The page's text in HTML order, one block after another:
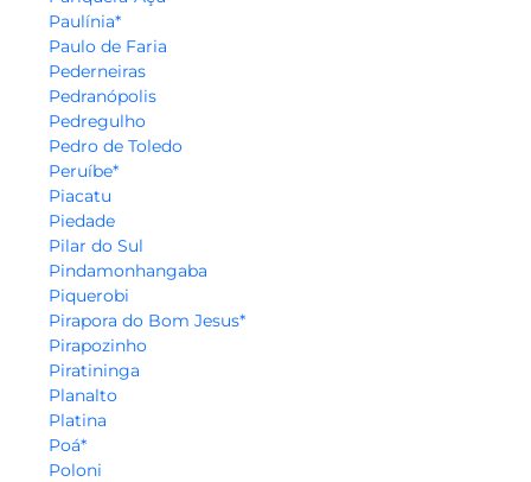
Paulínia*
Paulo de Faria
Pederneiras
Pedranópolis
Pedregulho
Pedro de Toledo
Peruíbe*
Piacatu
Piedade
Pilar do Sul
Pindamonhangaba
Piquerobi
Pirapora do Bom Jesus*
Pirapozinho
Piratininga
Planalto
Platina
Poá*
Poloni